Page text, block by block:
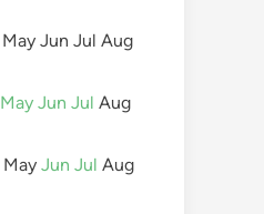
May Jun Jul Aug
May Jun Jul Aug
May Jun Jul Aug